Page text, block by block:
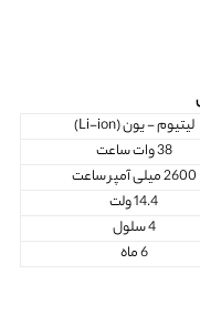
لیتیوم - یون (Li-ion)
38 وات ساعت
2600 میلی آمپر ساعت
14.4 ولت
4 سلول
6 ماه